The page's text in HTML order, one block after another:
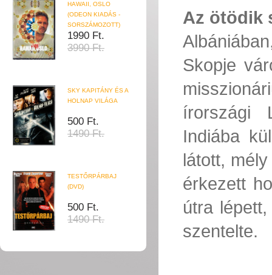
HAWAII, OSLO
(ODEON KIADÁS -
SORSZÁMOZOTT)
1990 Ft.
3990 Ft.
SKY KAPITÁNY ÉS A
HOLNAP VILÁGA
500 Ft.
1490 Ft.
TESTŐRPÁRBAJ
(DVD)
500 Ft.
1490 Ft.
Az ötödik
Skopje
írországi
Indiába
látott,
érkezett
útra
szentelte.